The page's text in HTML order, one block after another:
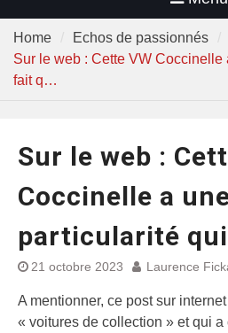
Home
Echos de passionnés
Sur le web : Cette VW Coccinelle
fait q…
Sur le web :
Coccinelle a
particularité
21 octobre 2023 Laurence
A mentionner, ce post sur
« voitures de collection » et qui